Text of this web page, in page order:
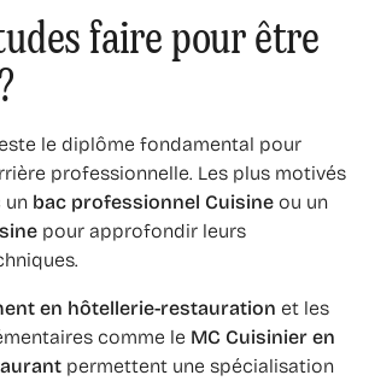
faire pour être
le diplôme fondamental pour
professionnelle. Les plus motivés
un bac professionnel Cuisine ou un
pour approfondir leurs
en hôtellerie-restauration et les
comme le MC Cuisinier en
permettent une spécialisation